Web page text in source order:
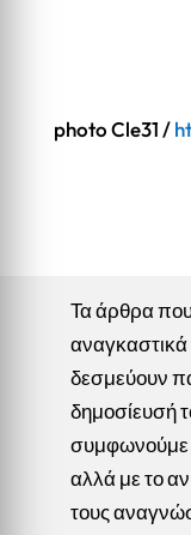
photo Cle31 /
Τα άρθρα
αναγκαστικά
δεσμεύουν
δημοσίευσή
συμφωνούμε
αλλά με το
τους